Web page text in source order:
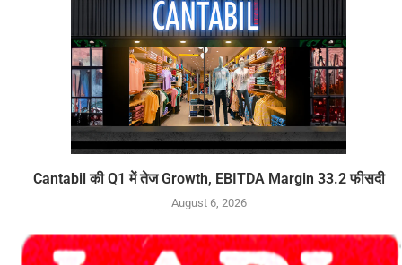
Cantabil की Q1 में तेज Growth, EBITDA Margin 33.2 फीसदी
August 6, 2026